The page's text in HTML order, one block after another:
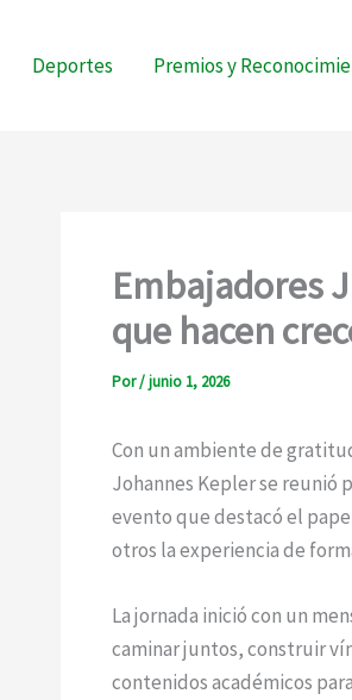
Deportes Premios y
Embajadores
que hacen
Por/junio 1, 2026
Con un ambiente de
Johannes Kepler se reunió
evento que destacó el
otros la experiencia de
La jornada inició con un
caminar juntos, construir
contenidos académicos